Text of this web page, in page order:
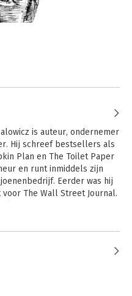
is auteur, ondernemer
Hij schreef bestsellers als
Plan en The Toilet Paper
en runt inmiddels zijn
Eerder was hij
The Wall Street Journal.
en financieel
Mike